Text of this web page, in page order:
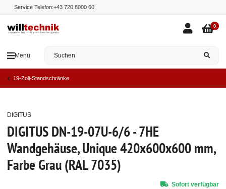
Service Telefon:+43 720 8000 60
Menü
0
19-Zoll-Standschränke
DIGITUS DN-19-07U-6/6 - 7HE
Wandgehäuse, Unique 420x600x600 mm,
Farbe Grau (RAL 7035)
DIGITUS
Sofort verfügbar